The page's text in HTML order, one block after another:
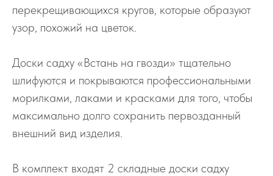
перекрещивающихся кругов, которые образуют
узор, похожий на цветок.
Доски садху «Встань на гвозди» тщательно
шлифуются и покрываются профессиональными
морилками, лаками и красками для того, чтобы
максимально долго сохранить первозданный
внешний вид изделия.
В комплект входят 2 складные доски садху